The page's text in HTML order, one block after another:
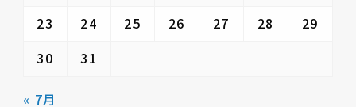
23
24 25 26 27 28
29
30
31
« 7月